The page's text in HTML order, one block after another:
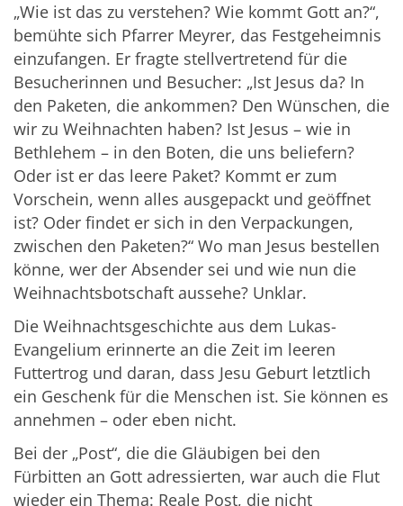
„Wie ist das zu verstehen? Wie kommt Gott an?“,
bemühte sich Pfarrer Meyrer, das Festgeheimnis
einzufangen. Er fragte stellvertretend für die
Besucherinnen und Besucher: „Ist Jesus da? In
den Paketen, die ankommen? Den Wünschen, die
wir zu Weihnachten haben? Ist Jesus – wie in
Bethlehem – in den Boten, die uns beliefern?
Oder ist er das leere Paket? Kommt er zum
Vorschein, wenn alles ausgepackt und geöffnet
ist? Oder findet er sich in den Verpackungen,
zwischen den Paketen?“ Wo man Jesus bestellen
könne, wer der Absender sei und wie nun die
Weihnachtsbotschaft aussehe? Unklar.
Die Weihnachtsgeschichte aus dem Lukas-
Evangelium erinnerte an die Zeit im leeren
Futtertrog und daran, dass Jesu Geburt letztlich
ein Geschenk für die Menschen ist. Sie können es
annehmen – oder eben nicht.
Bei der „Post“, die die Gläubigen bei den
Fürbitten an Gott adressierten, war auch die Flut
wieder ein Thema: Reale Post, die nicht